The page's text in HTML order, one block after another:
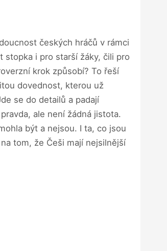
českých hráčů v rámci
stopka i pro starší žáky, čili pro
krok způsobí? To řeší
dovednost, kterou už
se do detailů a padají
ale není žádná jistota.
být a nejsou. I ta, co jsou
tom, že Češi mají nejsilnější